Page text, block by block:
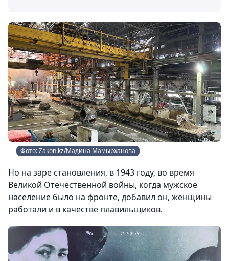
Фото: Zakon.kz/Мадина Мамырханова
Но на заре становления, в 1943 году, во время
Великой Отечественной войны, когда мужское
население было на фронте, добавил он, женщины
работали и в качестве плавильщиков.